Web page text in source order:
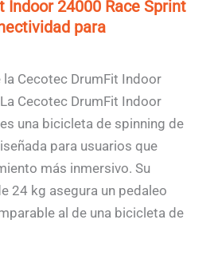
Indoor 24000 Race Sprint
para
Cecotec DrumFit Indoor
Cecotec DrumFit Indoor
una bicicleta de spinning de
para usuarios que
más inmersivo. Su
24 kg asegura un pedaleo
al de una bicicleta de